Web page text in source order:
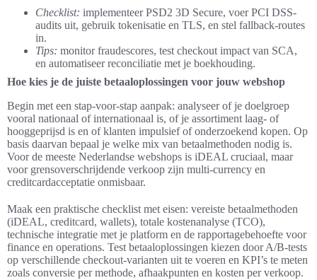
Checklist: implementeer PSD2 3D Secure, voer PCI DSS-
audits uit, gebruik tokenisatie en TLS, en stel fallback-routes
in.
Tips: monitor fraudescores, test checkout impact van SCA,
en automatiseer reconciliatie met je boekhouding.
Hoe kies je de juiste betaaloplossingen voor jouw webshop
Begin met een stap-voor-stap aanpak: analyseer of je doelgroep
vooral nationaal of internationaal is, of je assortiment laag- of
hooggeprijsd is en of klanten impulsief of onderzoekend kopen. Op
basis daarvan bepaal je welke mix van betaalmethoden nodig is.
Voor de meeste Nederlandse webshops is iDEAL cruciaal, maar
voor grensoverschrijdende verkoop zijn multi-currency en
creditcardacceptatie onmisbaar.
Maak een praktische checklist met eisen: vereiste betaalmethoden
(iDEAL, creditcard, wallets), totale kostenanalyse (TCO),
technische integratie met je platform en de rapportagebehoefte voor
finance en operations. Test betaaloplossingen kiezen door A/B-tests
op verschillende checkout-varianten uit te voeren en KPI’s te meten
zoals conversie per methode, afhaakpunten en kosten per verkoop.